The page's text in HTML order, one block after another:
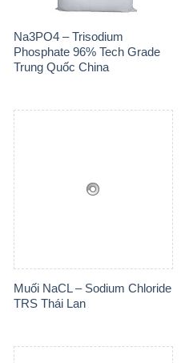
Muối NaCL – Sodium Chloride
TRS Thái Lan